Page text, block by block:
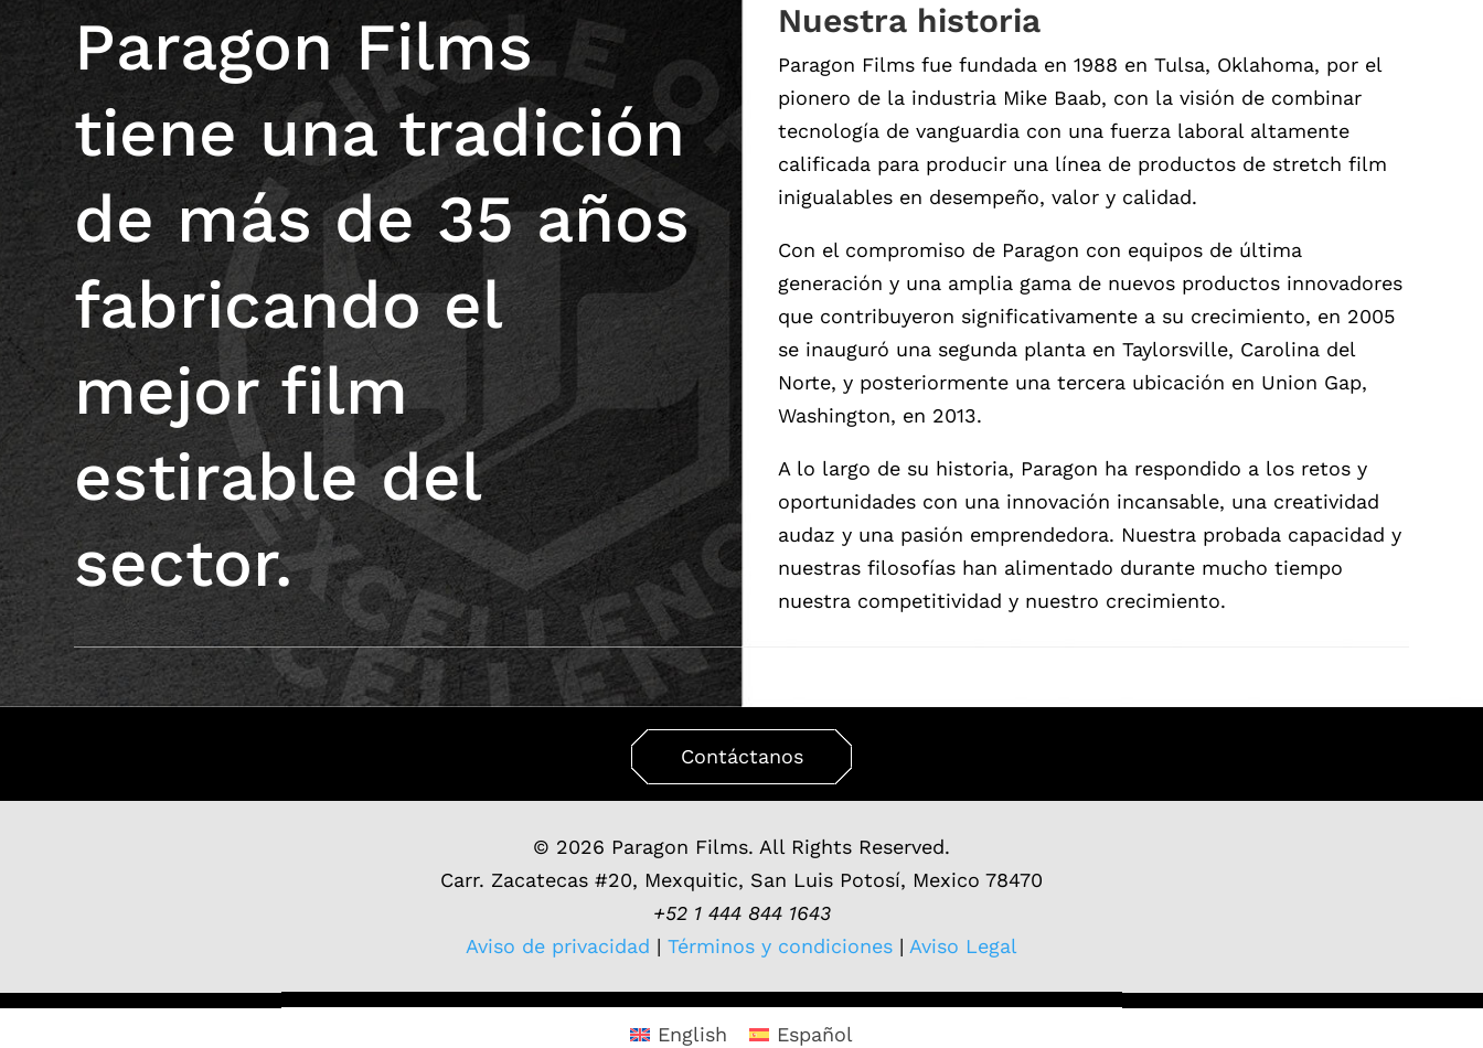
Paragon Films
tiene una tradición
de más de 35 años
fabricando el
mejor film
estirable del
sector.
Nuestra historia
Paragon Films fue fundada en 1988 en Tulsa, Oklahoma, por el
pionero de la industria Mike Baab, con la visión de combinar
tecnología de vanguardia con una fuerza laboral altamente
calificada para producir una línea de productos de stretch film
inigualables en desempeño, valor y calidad.
Con el compromiso de Paragon con equipos de última
generación y una amplia gama de nuevos productos innovadores
que contribuyeron significativamente a su crecimiento, en 2005
se inauguró una segunda planta en Taylorsville, Carolina del
Norte, y posteriormente una tercera ubicación en Union Gap,
Washington, en 2013.
A lo largo de su historia, Paragon ha respondido a los retos y
oportunidades con una innovación incansable, una creatividad
audaz y una pasión emprendedora. Nuestra probada capacidad y
nuestras filosofías han alimentado durante mucho tiempo
nuestra competitividad y nuestro crecimiento.
Contáctanos
© 2026 Paragon Films. All Rights Reserved.
Carr. Zacatecas #20, Mexquitic, San Luis Potosí, Mexico 78470
+52 1 444 844 1643
Aviso de privacidad | Términos y condiciones | Aviso Legal
English Español